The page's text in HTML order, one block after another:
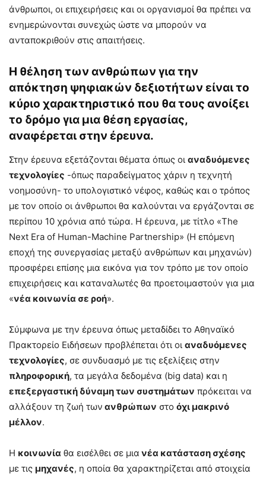
άνθρωποι, οι επιχειρήσεις και οι οργανισμοί θα πρέπει να
ενημερώνονται συνεχώς ώστε να μπορούν να
ανταποκριθούν στις απαιτήσεις.
Η θέληση των ανθρώπων για την
απόκτηση ψηφιακών δεξιοτήτων είναι το
κύριο χαρακτηριστικό που θα τους ανοίξει
το δρόμο για μια θέση εργασίας,
αναφέρεται στην έρευνα.
Στην έρευνα εξετάζονται θέματα όπως οι αναδυόμενες
τεχνολογίες -όπως παραδείγματος χάριν η τεχνητή
νοημοσύνη- το υπολογιστικό νέφος, καθώς και ο τρόπος
με τον οποίο οι άνθρωποι θα καλούνται να εργάζονται σε
περίπου 10 χρόνια από τώρα. Η έρευνα, με τίτλο «The
Next Era of Human-Machine Partnership» (Η επόμενη
εποχή της συνεργασίας μεταξύ ανθρώπων και μηχανών)
προσφέρει επίσης μια εικόνα για τον τρόπο με τον οποίο
επιχειρήσεις και καταναλωτές θα προετοιμαστούν για μια
«νέα κοινωνία σε ροή».
Σύμφωνα με την έρευνα όπως μεταδίδει το Αθηναϊκό
Πρακτορείο Ειδήσεων προβλέπεται ότι οι αναδυόμενες
τεχνολογίες, σε συνδυασμό με τις εξελίξεις στην
πληροφορική, τα μεγάλα δεδομένα (big data) και η
επεξεργαστική δύναμη των συστημάτων πρόκειται να
αλλάξουν τη ζωή των ανθρώπων στο όχι μακρινό
μέλλον.
Η κοινωνία θα εισέλθει σε μια νέα κατάσταση σχέσης
με τις μηχανές, η οποία θα χαρακτηρίζεται από στοιχεία